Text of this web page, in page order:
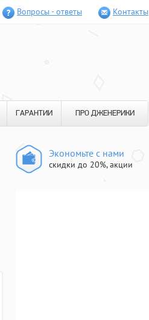
Вопросы - ответы Контакты
ГАРАНТИИ ПРО ДЖЕНЕРИКИ
Экономьте с нами
скидки до 20%, акции